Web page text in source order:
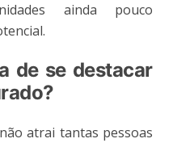
ainda pouco
de se destacar
atrai tantas pessoas